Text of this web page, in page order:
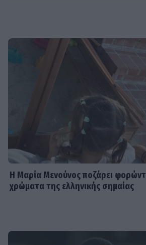
Η Μαρία Μενούνος ποζάρει
χρώματα της ελληνικής σημαίας